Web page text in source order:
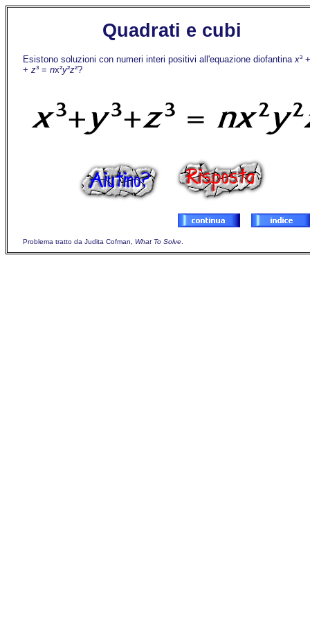
Quadrati e cubi
Esistono soluzioni con numeri interi positivi all'equazione diofantina x³
+ z³ = nx²y²z²?
Problema tratto da Judita Cofman, What To Solve.